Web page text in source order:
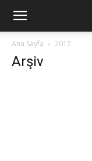
Ana Sayfa 2017
Arşiv